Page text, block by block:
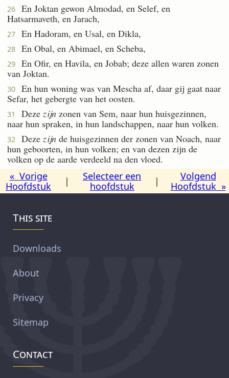
26
En Joktan gewon Almodad, en Selef, en
Hatsarmaveth, en Jarach,
27 En Hadoram, en Usal, en Dikla,
28 En Obal, en Abimael, en Scheba,
29
En Ofir, en Havila, en Jobab; deze allen waren zonen
van Joktan.
30
En hun woning was van Mescha af, daar gij gaat naar
Sefar, het gebergte van het oosten.
31 Deze zijn zonen van Sem, naar hun huisgezinnen,
naar hun spraken, in hun landschappen, naar hun volken.
32 Deze zijn de huisgezinnen der zonen van Noach, naar
hun geboorten, in hun volken; en van dezen zijn de
volken op de aarde verdeeld na den vloed.
« Vorige
Hoofdstuk
|
Selecteer een
hoofdstuk
|
Volgend
Hoofdstuk »
This site
Downloads
About
Privacy
Sitemap
Contact